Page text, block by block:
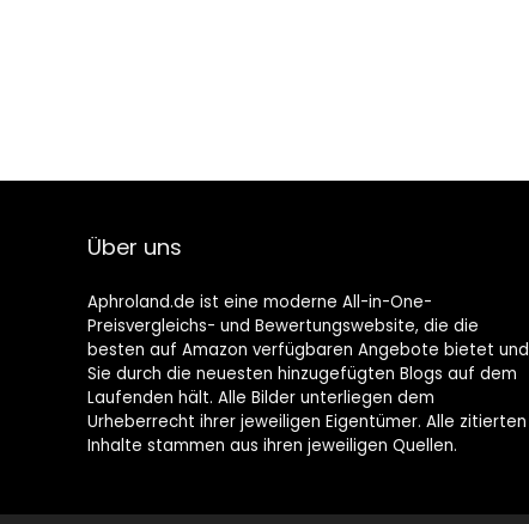
Über uns
Aphroland.de ist eine moderne All-in-One-
Preisvergleichs- und Bewertungswebsite, die die
besten auf Amazon verfügbaren Angebote bietet und
Sie durch die neuesten hinzugefügten Blogs auf dem
Laufenden hält. Alle Bilder unterliegen dem
Urheberrecht ihrer jeweiligen Eigentümer. Alle zitierten
Inhalte stammen aus ihren jeweiligen Quellen.